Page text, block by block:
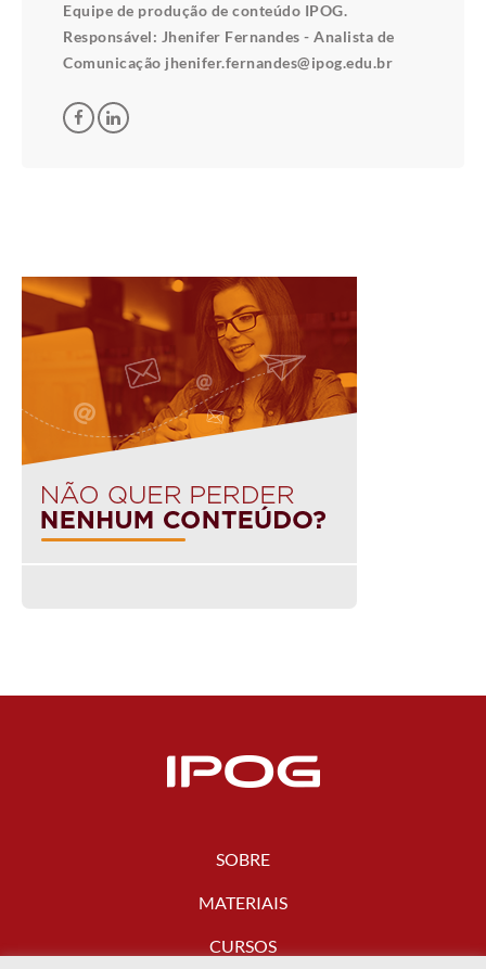
Equipe de produção de conteúdo IPOG.
Responsável: Jhenifer Fernandes - Analista de
Comunicação jhenifer.fernandes@ipog.edu.br
SOBRE
MATERIAIS
CURSOS